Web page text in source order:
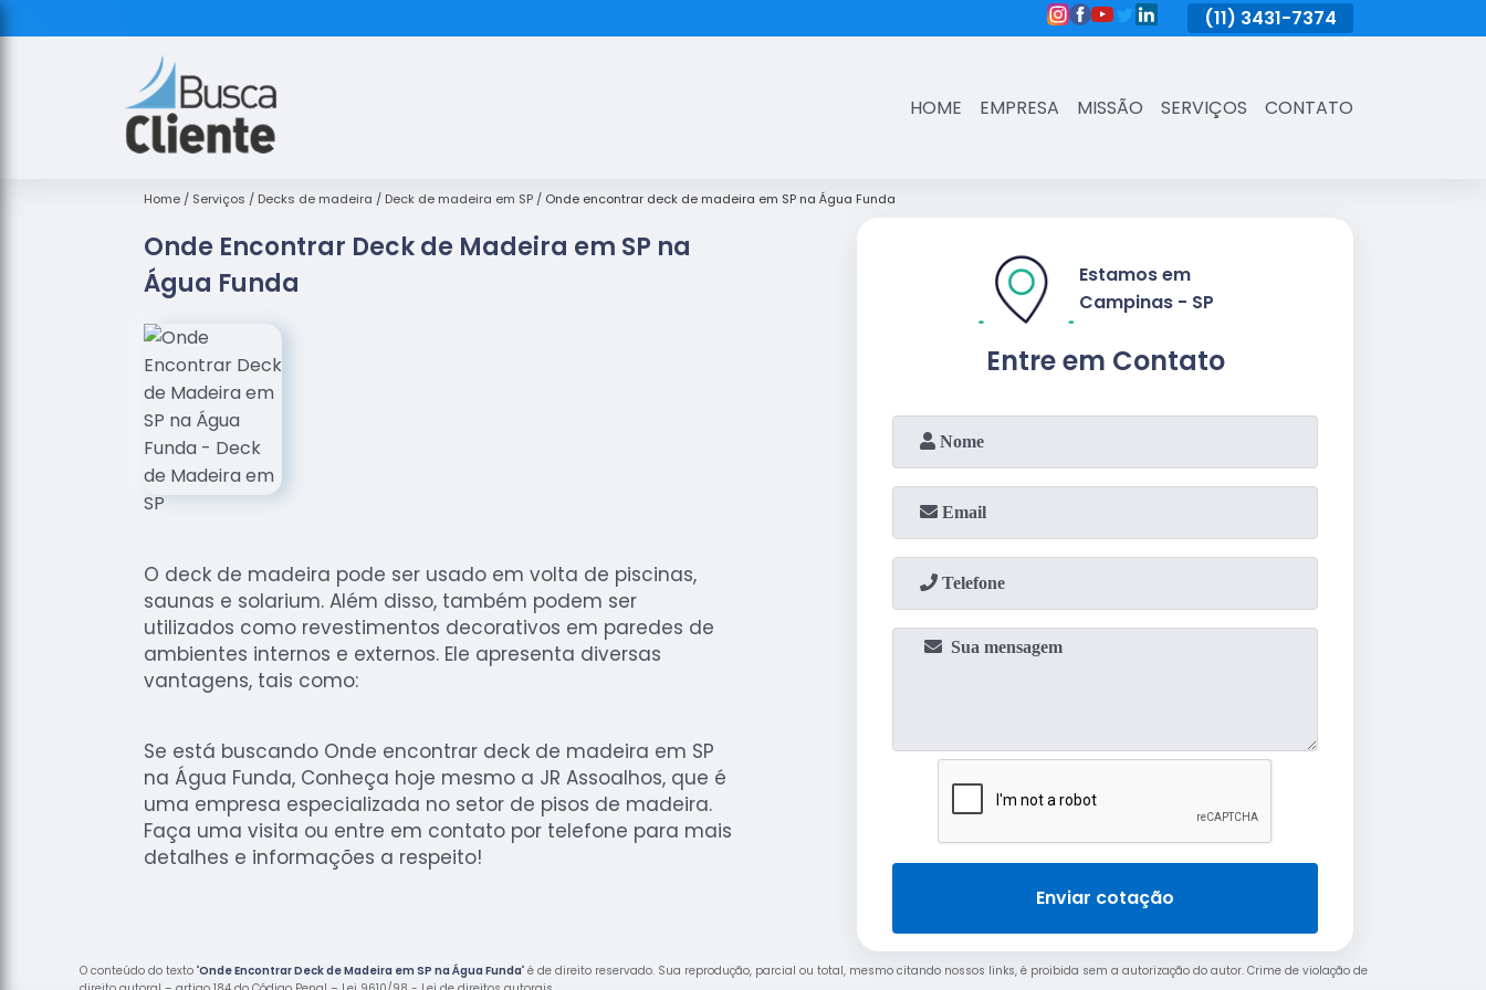
3431-7374 (11) 3431-7374
HOME EMPRESA MISSÃO SERVIÇOS CONTATO
Home Serviços Decks de madeira Deck de madeira em SP Onde encontrar deck de madeira em SP na Água Funda
Onde Encontrar Deck de Madeira em SP na
Água Funda
O deck de madeira pode ser usado em volta de piscinas,
saunas e solarium. Além disso, também podem ser
utilizados como revestimentos decorativos em paredes de
ambientes internos e externos. Ele apresenta diversas
vantagens, tais como:
Se está buscando Onde encontrar deck de madeira em SP
na Água Funda, Conheça hoje mesmo a JR Assoalhos, que é
uma empresa especializada no setor de pisos de madeira.
Faça uma visita ou entre em contato por telefone para mais
detalhes e informações a respeito!
Entre em Contato
Estamos em
Campinas - SP
Enviar cotação
O conteúdo do texto "Onde Encontrar Deck de Madeira em SP na Água Funda" é de direito reservado. Sua reprodução, parcial ou total, mesmo citando nossos links, é proibida sem a autorização do autor. Crime de violação de